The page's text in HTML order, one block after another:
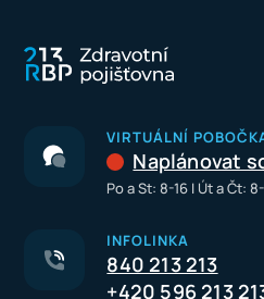
VIRTUÁLNÍ
Naplánovat
Po a St: 8-16 I Út a Čt:
INFOLINKA
840 213 213
+420 596 213